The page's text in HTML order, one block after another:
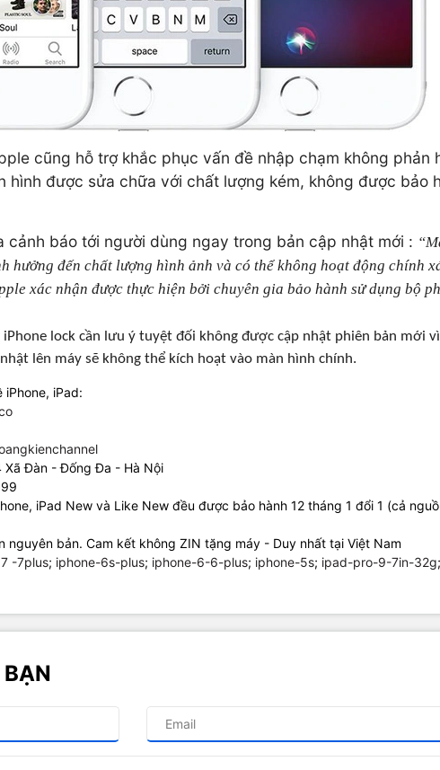
cũng hỗ trợ khắc phục vấn đề nhập chạm không phản
hình được sửa chữa với chất lượng kém, không được bảo
cảnh báo tới người dùng ngay trong bản cập nhật mới :
hưởng đến chất lượng hình ảnh và có thể không hoạt động chính
xác nhận được thực hiện bởi chuyên gia bảo hành sử dụng bộ
lock cần lưu ý tuyệt đối không được cập nhật phiên bản mới
lên máy sẽ không thể kích hoạt vào màn hình chính.
iPad:
Xã Đàn - Đống Đa - Hà Nội
iPad New và Like New đều được bảo hành 12 tháng 1 đổi 1 (cả
nguyên bản. Cam kết không ZIN tặng máy - Duy nhất tại Việt Nam
-7plus; iphone-6s-plus; iphone-6-6-plus; iphone-5s; ipad-pro-9-7in-32g;